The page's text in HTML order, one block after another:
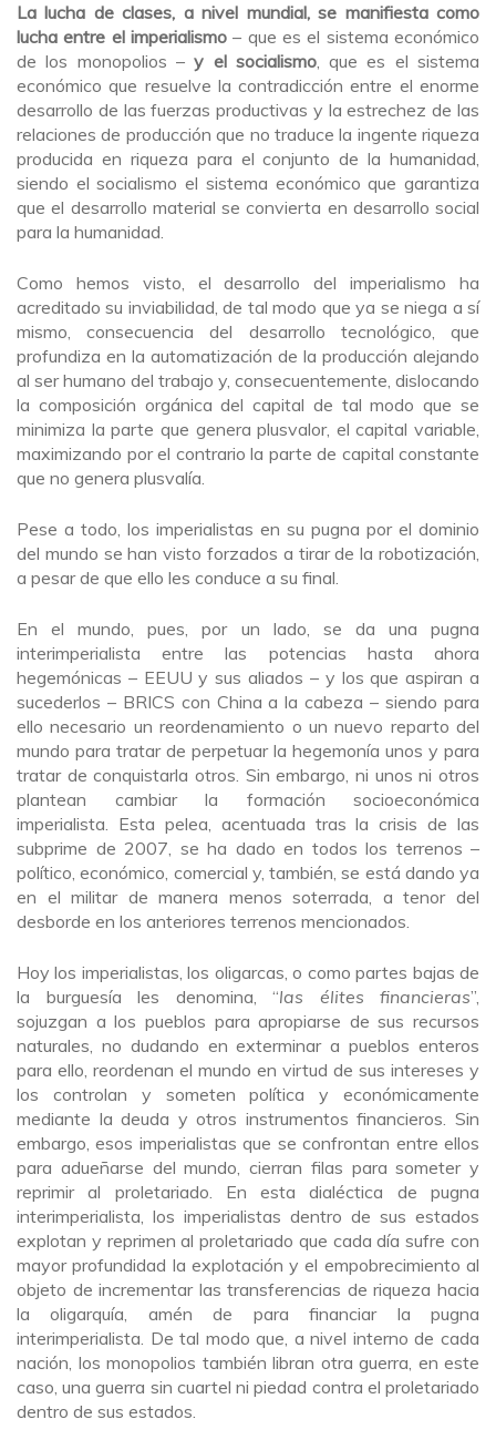
La lucha de clases, a nivel mundial, se manifiesta como
lucha entre el imperialismo – que es el sistema económico
de los monopolios –y el socialismo, que es el sistema
económico que resuelve la contradicción entre el enorme
desarrollo de las fuerzas productivas y la estrechez de las
relaciones de producción que no traduce la ingente riqueza
producida en riqueza para el conjunto de la humanidad,
siendo el socialismo el sistema económico que garantiza
que el desarrollo material se convierta en desarrollo social
para la humanidad.
Como hemos visto, el desarrollo del imperialismo ha
acreditado su inviabilidad, de tal modo que ya se niega a sí
mismo, consecuencia del desarrollo tecnológico, que
profundiza en la automatización de la producción alejando
al ser humano del trabajo y, consecuentemente, dislocando
la composición orgánica del capital de tal modo que se
minimiza la parte que genera plusvalor, el capital variable,
maximizando por el contrario la parte de capital constante
que no genera plusvalía.
Pese a todo, los imperialistas en su pugna por el dominio
del mundo se han visto forzados a tirar de la robotización,
a pesar de que ello les conduce a su final.
En el mundo, pues, por un lado, se da una pugna
interimperialista entre las potencias hasta ahora
hegemónicas – EEUU y sus aliados – y los que aspiran a
sucederlos – BRICS con China a la cabeza – siendo para
ello necesario un reordenamiento o un nuevo reparto del
mundo para tratar de perpetuar la hegemonía unos y para
tratar de conquistarla otros. Sin embargo, ni unos ni otros
plantean cambiar la formación socioeconómica
imperialista. Esta pelea, acentuada tras la crisis de las
subprime de 2007, se ha dado en todos los terrenos –
político, económico, comercial y, también, se está dando ya
en el militar de manera menos soterrada, a tenor del
desborde en los anteriores terrenos mencionados.
Hoy los imperialistas, los oligarcas, o como partes bajas de
la burguesía les denomina, “las élites financieras”,
sojuzgan a los pueblos para apropiarse de sus recursos
naturales, no dudando en exterminar a pueblos enteros
para ello, reordenan el mundo en virtud de sus intereses y
los controlan y someten política y económicamente
mediante la deuda y otros instrumentos financieros. Sin
embargo, esos imperialistas que se confrontan entre ellos
para adueñarse del mundo, cierran filas para someter y
reprimir al proletariado. En esta dialéctica de pugna
interimperialista, los imperialistas dentro de sus estados
explotan y reprimen al proletariado que cada día sufre con
mayor profundidad la explotación y el empobrecimiento al
objeto de incrementar las transferencias de riqueza hacia
la oligarquía, amén de para financiar la pugna
interimperialista. De tal modo que, a nivel interno de cada
nación, los monopolios también libran otra guerra, en este
caso, una guerra sin cuartel ni piedad contra el proletariado
dentro de sus estados.